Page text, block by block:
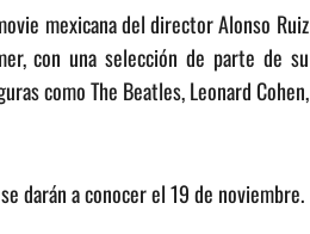
mexicana del director Alonso Ruiz
con una selección de parte de su
como The Beatles, Leonard Cohen,
darán a conocer el 19 de noviembre.